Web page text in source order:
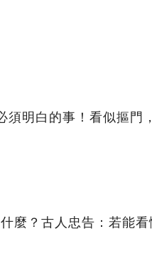
須明白的事！​看似摳門
什麼？古人忠告：若能